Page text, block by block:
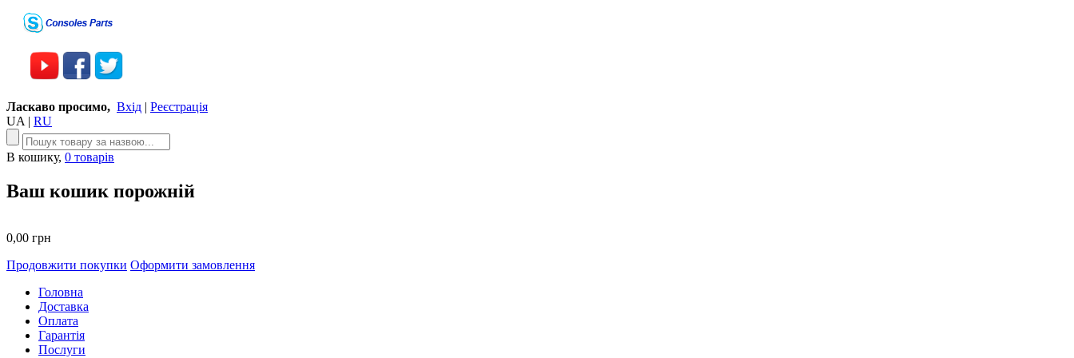
Ласкаво просимо, Вхід | Реєстрація
UA | RU
В кошику, 0 товарів
Ваш кошик порожній
0,00 грн
Продовжити покупки Оформити замовлення
Головна
Доставка
Оплата
Гарантія
Послуги